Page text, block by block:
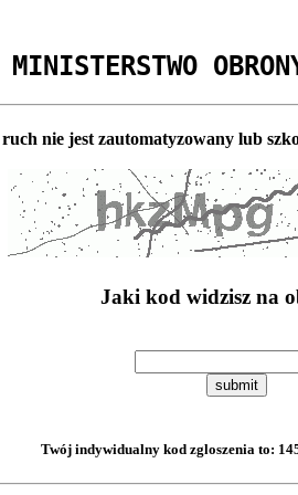
MINISTERSTWO
nie jest zautomatyzowany lub
Jaki kod widzisz na
submit
Twój indywidualny kod zgloszenia to: